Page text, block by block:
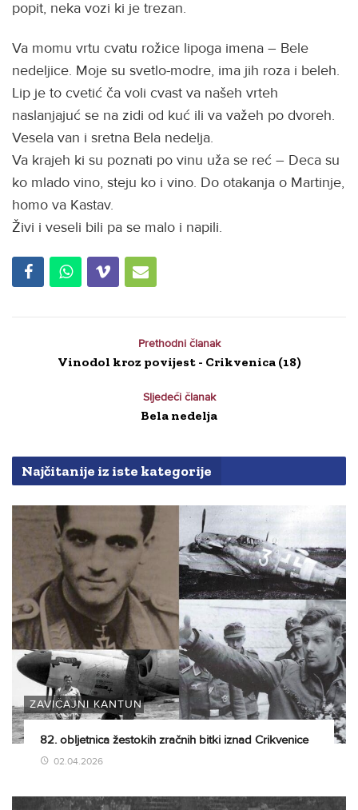
popit, neka vozi ki je trezan.
Va momu vrtu cvatu rožice lipoga imena – Bele
nedeljice. Moje su svetlo-modre, ima jih roza i beleh.
Lip je to cvetić ča voli cvast va našeh vrteh
naslanjajuć se na zidi od kuć ili va važeh po dvoreh.
Vesela van i sretna Bela nedelja.
Va krajeh ki su poznati po vinu uža se reć – Deca su
ko mlado vino, steju ko i vino. Do otakanja o Martinje,
homo va Kastav.
Živi i veseli bili pa se malo i napili.
Prethodni članak
Vinodol kroz povijest - Crikvenica (18)
Sljedeći članak
Bela nedelja
Najčitanije iz iste kategorije
ZAVIČAJNI KANTUN
82. obljetnica žestokih zračnih bitki iznad Crikvenice
02.04.2026